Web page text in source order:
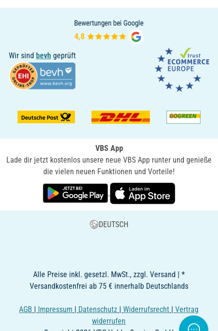
Wir sind bevh geprüft
VBS App
Lade dir jetzt kostenlos unsere neue VBS App runter und genieße
die vielen neuen Funktionen und Vorteile!
DEUTSCH
Alle Preise inkl. gesetzl. MwSt., zzgl. Versand | *
Versandkostenfrei ab 75 € innerhalb Deutschlands
AGB | Impressum | Datenschutz |Widerrufsrecht |Vertrag
widerrufen